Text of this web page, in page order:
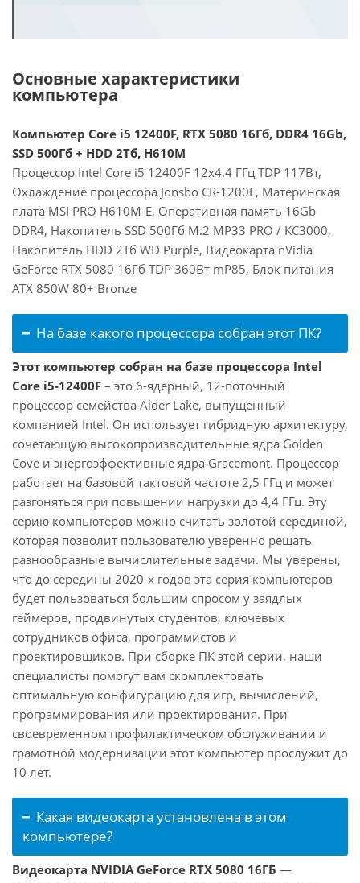
Основные характеристики
компьютера
Компьютер Core i5 12400F, RTX 5080 16Гб, DDR4 16Gb,
SSD 500Гб + HDD 2Тб, H610M
Процессор Intel Core i5 12400F 12x4.4 ГГц TDP 117Вт,
Охлаждение процессора Jonsbo CR-1200E, Материнская
плата MSI PRO H610M-E, Оперативная память 16Gb
DDR4, Накопитель SSD 500Гб M.2 MP33 PRO / KC3000,
Накопитель HDD 2Тб WD Purple, Видеокарта nVidia
GeForce RTX 5080 16Гб TDP 360Вт mP85, Блок питания
ATX 850W 80+ Bronze
На базе какого процессора собран этот ПК?
Этот компьютер собран на базе процессора Intel
Core i5-12400F – это 6-ядерный, 12-поточный
процессор семейства Alder Lake, выпущенный
компанией Intel. Он использует гибридную архитектуру,
сочетающую высокопроизводительные ядра Golden
Cove и энергоэффективные ядра Gracemont. Процессор
работает на базовой тактовой частоте 2,5 ГГц и может
разгоняться при повышении нагрузки до 4,4 ГГц. Эту
серию компьютеров можно считать золотой серединой,
которая позволит пользователю уверенно решать
разнообразные вычислительные задачи. Мы уверены,
что до середины 2020-х годов эта серия компьютеров
будет пользоваться большим спросом у заядлых
геймеров, продвинутых студентов, ключевых
сотрудников офиса, программистов и
проектировщиков. При сборке ПК этой серии, наши
специалисты помогут вам скомплектовать
оптимальную конфигурацию для игр, вычислений,
программирования или проектирования. При
своевременном профилактическом обслуживании и
грамотной модернизации этот компьютер прослужит до
10 лет.
Какая видеокарта установлена в этом
компьютере?
Видеокарта NVIDIA GeForce RTX 5080 16ГБ —